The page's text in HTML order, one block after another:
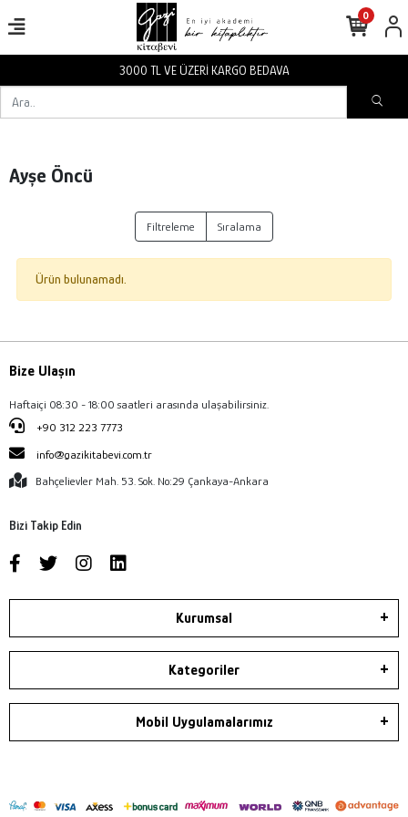
3000 TL VE ÜZERİ KARGO BEDAVA
0
Ayşe Öncü
Filtreleme Sıralama
Ürün bulunamadı.
Bize Ulaşın
Haftaiçi 08:30 - 18:00 saatleri arasında ulaşabilirsiniz.
+90 312 223 7773
info@gazikitabevi.com.tr
Bahçelievler Mah. 53. Sok. No:29 Çankaya-Ankara
Bizi Takip Edin
Kurumsal
Kategoriler
Mobil Uygulamalarımız